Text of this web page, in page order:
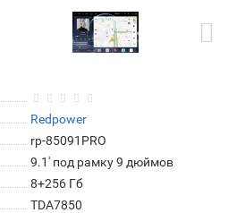
Redpower
rp-85091PRO
9.1' под рамку 9 дюймов
8+256 Гб
TDA7850